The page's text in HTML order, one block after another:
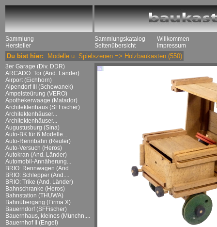
Sammlung
Hersteller
Sammlungskatalog
Seitenübersicht
Willkommen
Impressum
Du bist hier: Modelle u. Spielszenen => Holzbaukasten (550)
3er Garage (Div. DDR)
ARCADO: Tor (And. Länder)
Airport (Eichhorn)
Alpendorf III (Schowanek)
Ampelsteürung (VERO)
Apothekerwaage (Matador)
Architektenhaus (SFFischer)
Architektenhäuser...
Architektenhäuser...
Augustusburg (Sina)
Auto-BK für 6 Modelle...
Auto-Rennbahn (Reuter)
Auto-Versuch (Heros)
Autokran (And. Länder)
Automobil-Annäherung...
BRIO: Rennwagen (And....
BRIO: Schlepper (And....
BRIO: Trike (And. Länder)
Bahnschranke (Heros)
Bahnstation (THUWA)
Bahnübergang (Firma X)
Bauerndorf (SFFischer)
Bauernhaus, kleines (Münchn....
Bauernhof II (Engel)